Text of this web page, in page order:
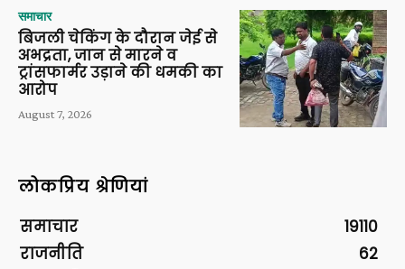
समाचार
बिजली चेकिंग के दौरान जेई से
अभद्रता, जान से मारने व
ट्रांसफार्मर उड़ाने की धमकी का
आरोप
August 7, 2026
लोकप्रिय श्रेणियां
समाचार
19110
राजनीति
62